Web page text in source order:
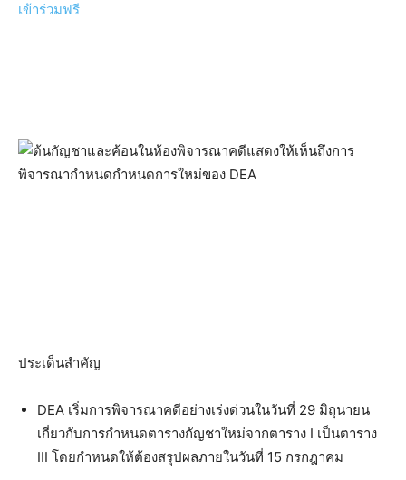
เข้าร่วมฟรี
ประเด็นสำคัญ
DEA เริ่มการพิจารณาคดีอย่างเร่งด่วนในวันที่ 29 มิถุนายน
เกี่ยวกับการกำหนดตารางกัญชาใหม่จากตาราง I เป็นตาราง
III โดยกำหนดให้ต้องสรุปผลภายในวันที่ 15 กรกฎาคม